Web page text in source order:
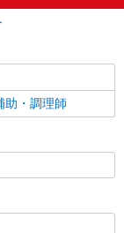
を見る
助・調理師